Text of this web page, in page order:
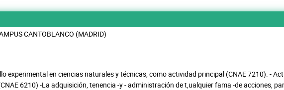
CANTOBLANCO (MADRID)
experimental en ciencias naturales y técnicas, como actividad principal (CNAE 7210). -
6210) -La adquisición, tenencia -y - administración de t,ualquier fama -de acciones,